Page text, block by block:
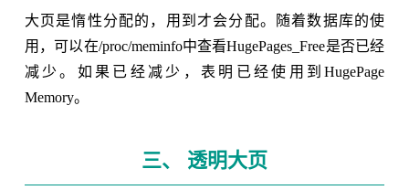
大页是惰性分配的，用到才会分配。随着数据库的使
用，可以在/proc/meminfo中查看HugePages_Free是否已经
减少。如果已经减少，表明已经使用到HugePage
Memory。
三、 透明大页